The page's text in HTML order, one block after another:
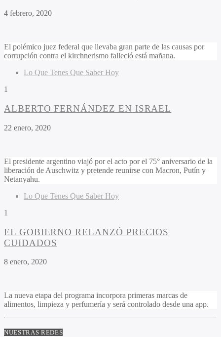
4 febrero, 2020
El polémico juez federal que llevaba gran parte de las causas por
corrupción contra el kirchnerismo falleció está mañana.
Lo Que Tenes Que Saber Hoy
1
ALBERTO FERNÁNDEZ EN ISRAEL
22 enero, 2020
El presidente argentino viajó por el acto por el 75° aniversario de la
liberación de Auschwitz y pretende reunirse con Macron, Putín y
Netanyahu.
Lo Que Tenes Que Saber Hoy
1
EL GOBIERNO RELANZÓ PRECIOS
CUIDADOS
8 enero, 2020
La nueva etapa del programa incorpora primeras marcas de
alimentos, limpieza y perfumería y será controlado desde una app.
NUESTRAS REDES